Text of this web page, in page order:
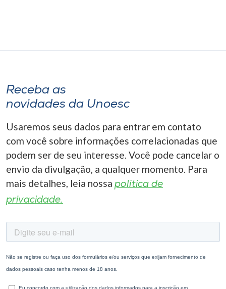
Receba as
novidades da Unoesc
Usaremos seus dados para entrar em contato
com você sobre informações correlacionadas que
podem ser de seu interesse. Você pode cancelar o
envio da divulgação, a qualquer momento. Para
mais detalhes, leia nossa política de
privacidade.